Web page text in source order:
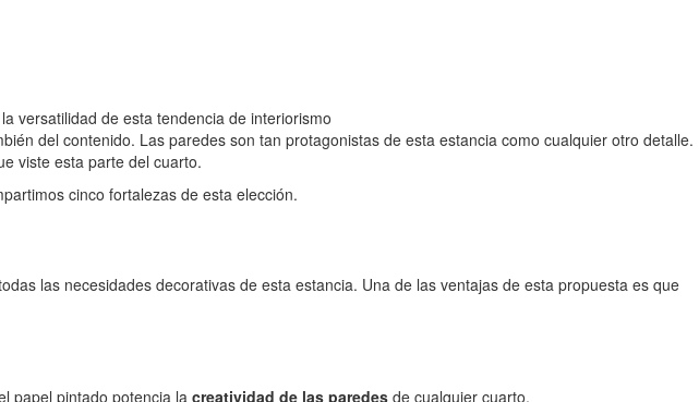
versatilidad de esta tendencia de interiorismo
del contenido. Las paredes son tan protagonistas de esta estancia como cualquier otro detalle.
viste esta parte del cuarto.
cinco fortalezas de esta elección.
las necesidades decorativas de esta estancia. Una de las ventajas de esta propuesta es que
papel pintado potencia la creatividad de las paredes de cualquier cuarto.